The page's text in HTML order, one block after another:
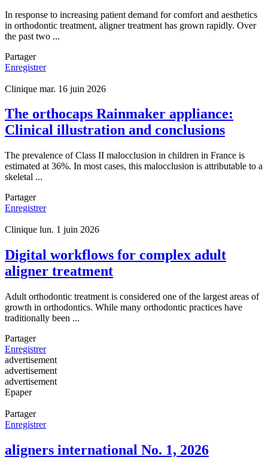
In response to increasing patient demand for comfort and aesthetics
in orthodontic treatment, aligner treatment has grown rapidly. Over
the past two ...
Partager
Enregistrer
Clinique mar. 16 juin 2026
The orthocaps Rainmaker appliance:
Clinical illustration and conclusions
The prevalence of Class II malocclusion in children in France is
estimated at 36%. In most cases, this malocclusion is attributable to a
skeletal ...
Partager
Enregistrer
Clinique lun. 1 juin 2026
Digital workflows for complex adult
aligner treatment
Adult orthodontic treatment is considered one of the largest areas of
growth in orthodontics. While many orthodontic practices have
traditionally been ...
Partager
Enregistrer
advertisement
advertisement
advertisement
Epaper
Partager
Enregistrer
aligners international No. 1, 2026